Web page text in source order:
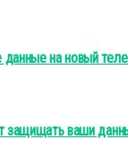
данные на новый
защищать ваши